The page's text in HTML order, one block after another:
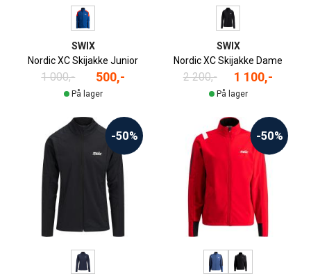
SWIX
Nordic XC Skijakke Junior
1 000,- 500,-
På lager
SWIX
Nordic XC Skijakke Dame
2 200,- 1 100,-
På lager
-50% -50%